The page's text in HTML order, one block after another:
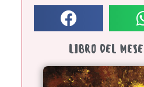
LIBRO DEL MESE